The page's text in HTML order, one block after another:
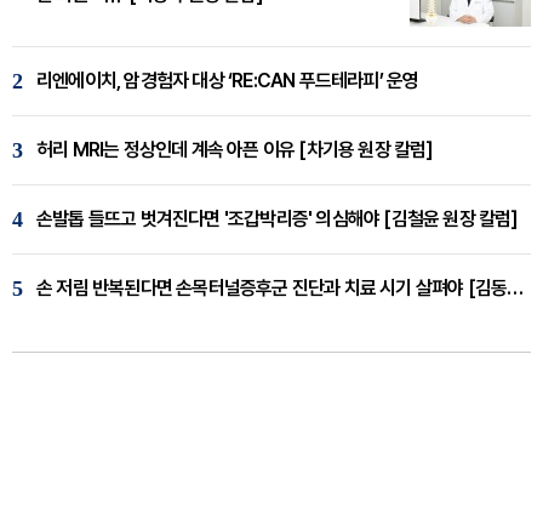
2 리엔에이치, 암경험자 대상 ‘RE:CAN 푸드테라피’ 운영
3 허리 MRI는 정상인데 계속 아픈 이유 [차기용 원장 칼럼]
4 손발톱 들뜨고 벗겨진다면 '조갑박리증' 의심해야 [김철윤 원장 칼럼]
5 손 저림 반복된다면 손목터널증후군 진단과 치료 시기 살펴야 [김동현 원장 칼럼]